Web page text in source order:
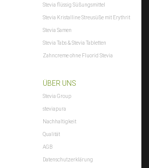
Stevia flüssig Süßungsmittel
Stevia Kristalline Streusüße mit Erythrit
Stevia Samen
Stevia Tabs & Stevia Tabletten
Zahncreme ohne Fluorid Stevia
ÜBER UNS
Stevia Group
steviapura
Nachhaltigkeit
Qualität
AGB
Datenschutzerklärung